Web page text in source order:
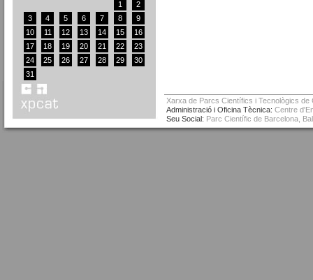
1
2
3
4 5 6 7 8
9
10
11 12 13 14 15
16
17
18 19 20 21 22
23
24
25 26 27 28 29
30
31
Xarxa de Parcs Científics i Tecnològics
Administració i Oficina Tècnica: Centre
Seu Social: Parc Científic de Barcelona,